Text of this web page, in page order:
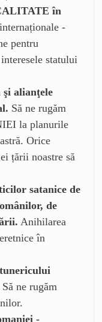
în
-
pentru
statului
şi alianţele
Să ne rugăm
la planurile
Orice
țării noastre să
satanice de
de
Anihilarea
în
Să ne rugăm
-